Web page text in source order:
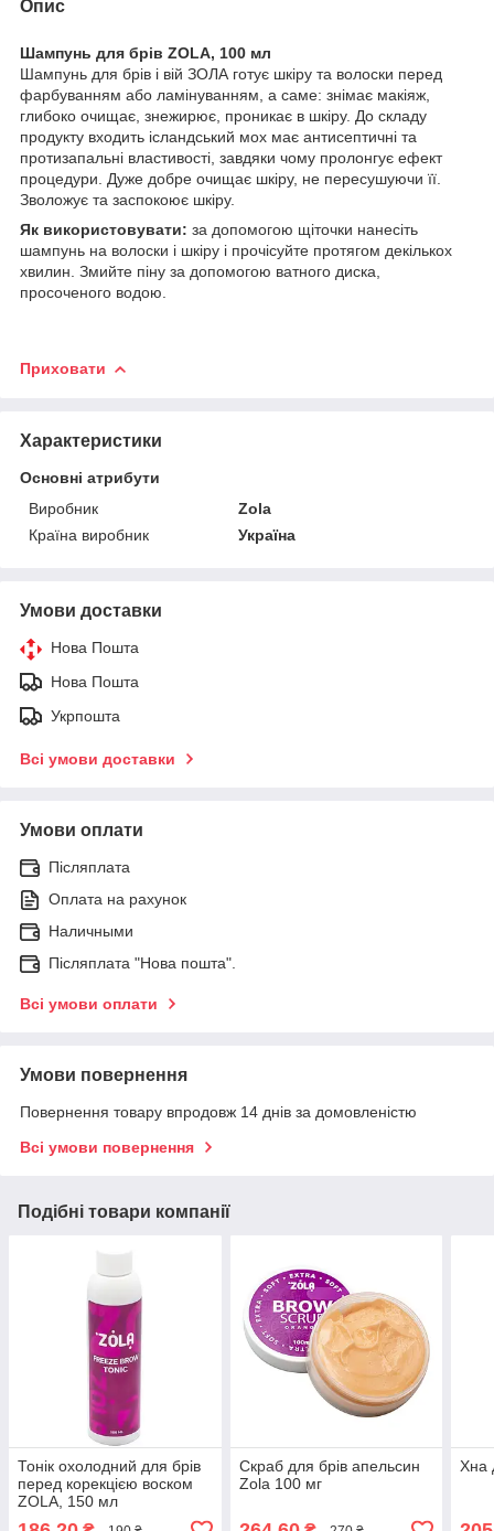
Опис
Шампунь для брів ZOLA, 100 мл
Шампунь для брів і вій ЗОЛА готує шкіру та волоски перед
фарбуванням або ламінуванням, а саме: знімає макіяж,
глибоко очищає, знежирює, проникає в шкіру. До складу
продукту входить ісландський мох має антисептичні та
протизапальні властивості, завдяки чому пролонгує ефект
процедури. Дуже добре очищає шкіру, не пересушуючи її.
Зволожує та заспокоює шкіру.
Як використовувати: за допомогою щіточки нанесіть
шампунь на волоски і шкіру і прочісуйте протягом декількох
хвилин. Змийте піну за допомогою ватного диска,
просоченого водою.
Приховати
Характеристики
Основні атрибути
Виробник
Zola
Країна виробник
Україна
Умови доставки
Нова Пошта
Нова Пошта
Укрпошта
Всі умови доставки
Умови оплати
Післяплата
Оплата на рахунок
Наличными
Післяплата "Нова пошта".
Всі умови оплати
Умови повернення
Повернення товару впродовж 14 днів за домовленістю
Всі умови повернення
Подібні товари компанії
Тонік охолодний для брів
перед корекцією воском
ZOLA, 150 мл
Скраб для брів апельсин
Zola 100 мг
Хна